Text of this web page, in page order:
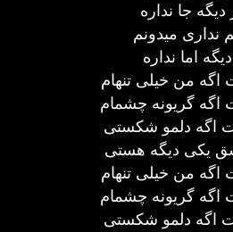
دیگه جا نداره
نداری میدونم
اما نداره
من خیلی تنهام
گریونه چشمام
اگه دلمو شکستی
یکی دیگه هستی
من خیلی تنهام
گریونه چشمام
اگه دلمو شکستی